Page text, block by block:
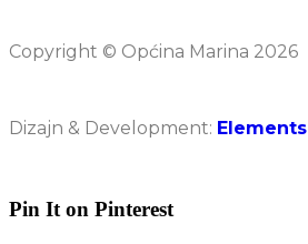
Copyright © Općina Marina 2026
Dizajn & Development: Elements
Pin It on Pinterest